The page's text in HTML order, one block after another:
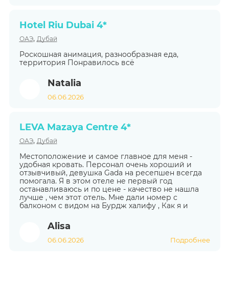
Hotel Riu Dubai 4*
ОАЭ, Дубай
Роскошная анимация, разнообразная еда,
территория Понравилось всё
Natalia
06.06.2026
LEVA Mazaya Centre 4*
ОАЭ, Дубай
Местоположение и самое главное для меня -
удобная кровать. Персонал очень хороший и
отзывчивый, девушка Gada на ресепшен всегда
помогала. Я в этом отеле не первый год
останавливаюсь и по цене - качество не нашла
лучше , чем этот отель. Мне дали номер с
балконом с видом на Бурдж халифу , Как я и
Alisa
06.06.2026 Подробнее